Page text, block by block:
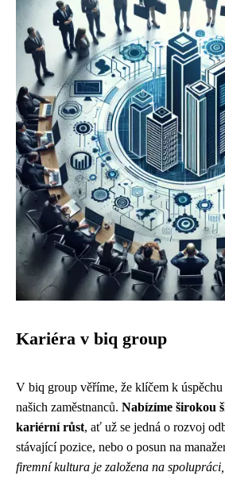
Kariéra v biq group
V biq group věříme, že klíčem k
našich zaměstnanců. Nabízíme širokou
kariérní růst, ať už se jedná o rozvoj
stávající pozice, nebo o posun na
firemní kultura je založena na